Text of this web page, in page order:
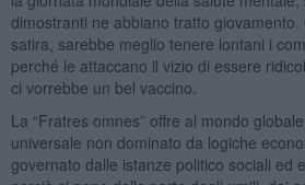
dimostranti ne abbiano tratto
satira, sarebbe meglio tenere lontani i
perché le attaccano il vizio di essere
ci vorrebbe un bel vaccino.
La “Fratres omnes” offre al mondo
universale non dominato da logiche
governato dalle istanze politico sociali ed